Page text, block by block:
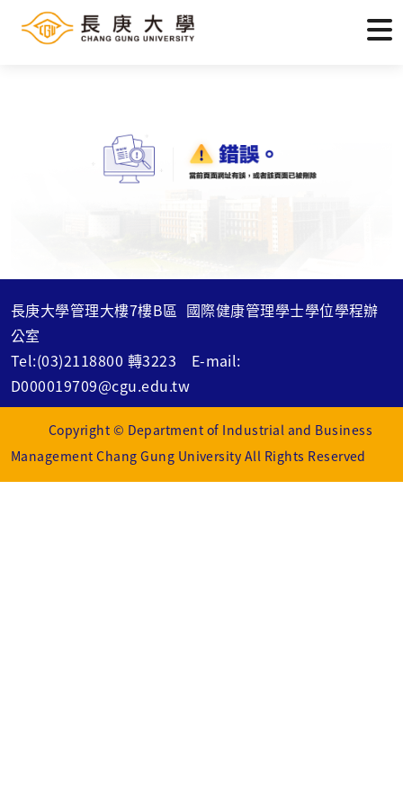
長庚大學管理大樓7樓B區 國際健康管理學士學位學程辦
公室
Tel:(03)2118800 轉3223 E-mail:
D000019709@cgu.edu.tw
Copyright © Department of Industrial and Business
Management Chang Gung University All Rights Reserved